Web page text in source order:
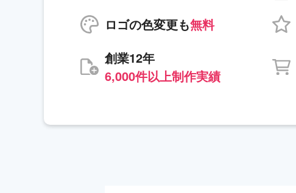
ロゴの色変更も無料
創業12年
6,000件以上制作実績